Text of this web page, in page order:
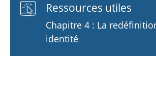
Ressources utiles
Chapitre 4 : La
identité